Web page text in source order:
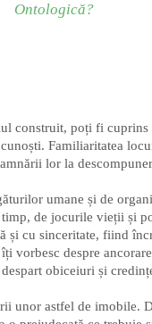
Ontologică?
construit, poți fi cuprins
Familiaritatea
lor la
umane și de
de jocurile vieții și
cu sinceritate, fiind
vorbesc despre
obiceiuri și
unor astfel de imobile.